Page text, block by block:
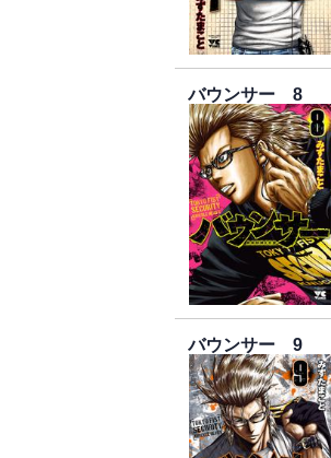
バウンサー 8
バウンサー 9